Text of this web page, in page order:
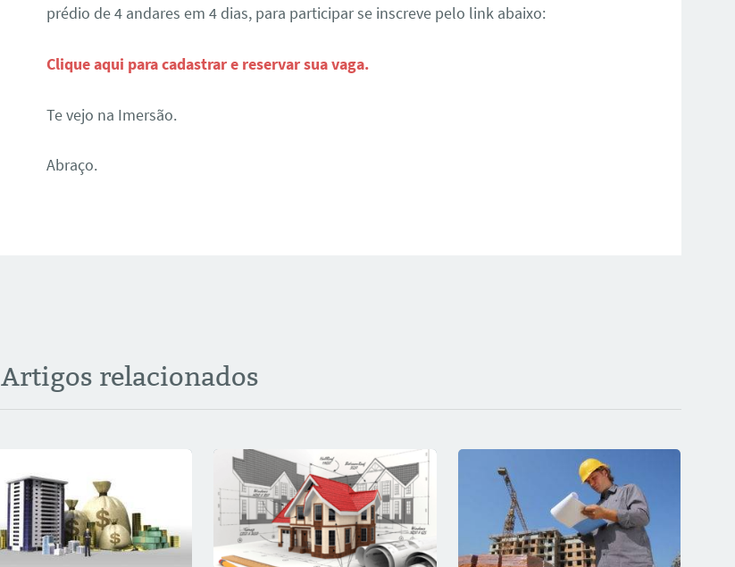
prédio de 4 andares em 4 dias, para participar se inscreve pelo link abaixo:
Clique aqui para cadastrar e reservar sua vaga.
Te vejo na Imersão.
Abraço.
Artigos relacionados